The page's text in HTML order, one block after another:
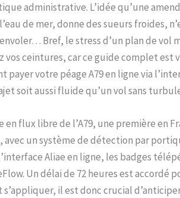
administrative. L’idée qu’une
de mer, donne des sueurs froides,
Bref, le stress d’un plan de vol
vos ceintures, car ce guide complet est
payer votre péage A79 en ligne via
soit aussi fluide qu’un vol sans
en flux libre de l’A79, une première en
avec un système de détection par
Aliae en ligne, les badges
Un délai de 72 heures est
s’appliquer, il est donc crucial